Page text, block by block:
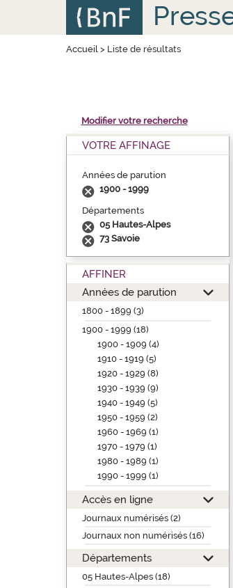
Accueil> Liste de résultats
Modifier votre recherche
VOTRE AFFINAGE
Années de parution
1900 - 1999
Départements
05 Hautes-Alpes
73 Savoie
AFFINER
Années de parution
1800 - 1899 (3)
1900 - 1999 (18)
1900 - 1909 (4)
1910 - 1919 (5)
1920 - 1929 (8)
1930 - 1939 (9)
1940 - 1949 (5)
1950 - 1959 (2)
1960 - 1969 (1)
1970 - 1979 (1)
1980 - 1989 (1)
1990 - 1999 (1)
Accès en ligne
Journaux numérisés (2)
Journaux non numérisés (16)
Départements
05 Hautes-Alpes (18)
Panneau de gestion des cookies